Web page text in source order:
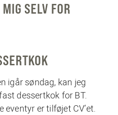
SELV FOR
igår søndag, kan jeg
dessertkok for BT.
er tilføjet CV’et.